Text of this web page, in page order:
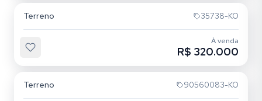
Terreno 35738-KO
À venda
R$ 320.000
Terreno 90560083-KO